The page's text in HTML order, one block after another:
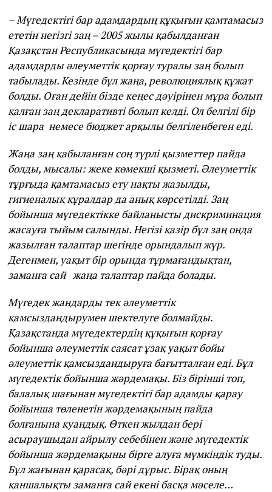
– Мүгедектігі бар адамдардың құқығын қамтамасыз
ететін негізгі заң – 2005 жылы қабылданған
Қазақстан Республикасында мүгедектігі бар
адамдарды әлеуметтік қорғау туралы заң болып
табылады. Кезінде бұл жаңа, революциялық құжат
болды. Оған дейін бізде кеңес дәуірінен мұра болып
қалған заң декларативті болып келді. Ол белгілі бір
іс шара немесе бюджет арқылы белгіленбеген еді.
Жаңа заң қабыланған соң түрлі қызметтер пайда
болды, мысалы: жеке көмекші қызметі. Әлеуметтік
тұрғыда қамтамасыз ету нақты жазылды,
гигиеналық құралдар да анық көрсетілді. Заң
бойынша мүгедектікке байланысты дискриминация
жасауға тыйым салынды. Негізі қазір бұл заң онда
жазылған талаптар шегінде орындалып жүр.
Дегенмен, уақыт бір орында тұрмағандықтан,
заманға сай жаңа талаптар пайда болады.
Мүгедек жандарды тек әлеуметтік
қамсыздандырумен шектелуге болмайды.
Қазақстанда мүгедектердің құқығын қорғау
бойынша әлеуметтік саясат ұзақ уақыт бойы
әлеуметтік қамсыздандыруға бағытталған еді. Бұл
мүгедектік бойынша жәрдемақы. Біз бірінші топ,
балалық шағынан мүгедектігі бар адамды қарау
бойынша төленетін жәрдемақының пайда
болғанына қуандық. Өткен жылдан бері
асыраушыдан айрылу себебінен және мүгедектік
бойынша жәрдемақыны бірге алуға мүмкіндік туды.
Бұл жағынан қарасақ, бәрі дұрыс. Бірақ оның
қаншалықты заманға сай екені басқа мәселе…